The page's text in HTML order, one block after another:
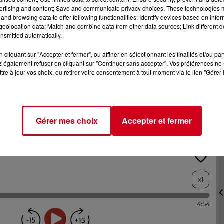
l'authenticité. Ils sont 2 garçons, 2 filles qui, à un tournant
des glaces affiliés à un grand groupe, soit garder
locaux et des produits nobles.
équipe jeune et dynamique qui n'a pas eu peur
s'ils sont conscients que le chemin sera encore semé
and content; Save and communicate privacy choices. These technologies
browsing data to offer following functionalities: Identify devices based on
data; Match and combine data from other data sources; Link different
automatically.
cliquant sur "Accepter et fermer", ou affiner en sélectionnant les finalités et/ou
également refuser en cliquant sur "Continuer sans accepter". Vos préférences
à jour vos choix, ou retirer votre consentement à tout moment via le lien
Gérer mes choix Accepter et fermer